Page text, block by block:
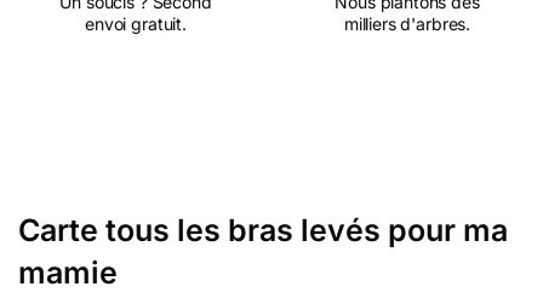
envoi gratuit.
milliers d'arbres.
Carte tous les bras levés pour ma
mamie